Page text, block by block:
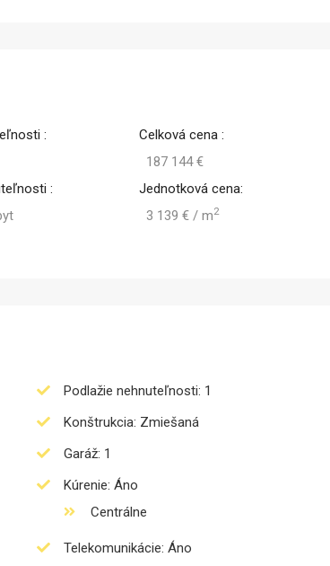
:
:
Celková cena :
187 144 €
Jednotková cena:
3 139 € / m2
Podlažie nehnuteľnosti: 1
Konštrukcia: Zmiešaná
Garáž: 1
Kúrenie: Áno
Centrálne
Telekomunikácie: Áno
Prenájom